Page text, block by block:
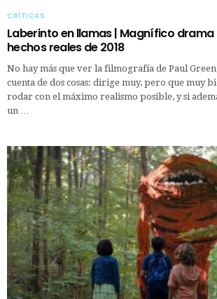
CRÍTICAS
Laberinto en llamas | Magnífico
hechos reales de 2018
No hay más que ver la filmografía de Paul
cuenta de dos cosas: dirige muy, pero que muy
rodar con el máximo realismo posible, y si
un …